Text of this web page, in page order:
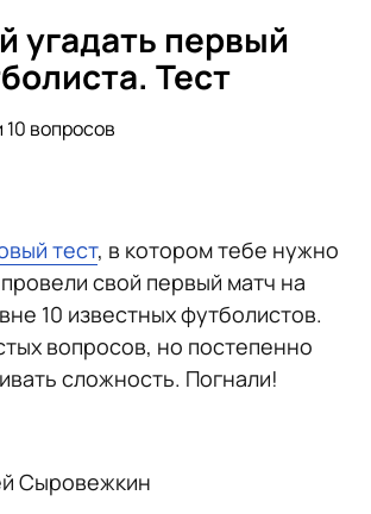
угадать первый
Тест
вопросов
тест, в котором тебе нужно
свой первый матч на
10 известных футболистов.
вопросов, но постепенно
сложность. Погнали!
Сыровежкин